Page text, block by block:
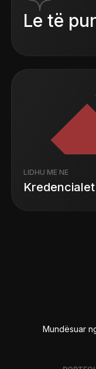
Le të
LIDHU ME NE
Kredencialet
Mundësuar